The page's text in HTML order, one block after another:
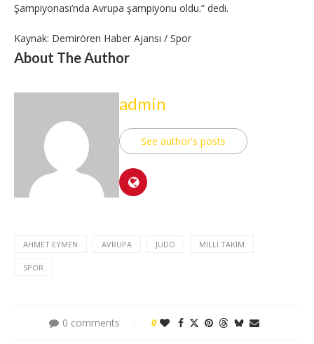
Şampiyonası’nda Avrupa şampiyonu oldu.” dedi.
Kaynak: Demirören Haber Ajansı / Spor
About The Author
admin
See author's posts
AHMET EYMEN AVRUPA JUDO MILLI TAKIM
SPOR
0 comments 0